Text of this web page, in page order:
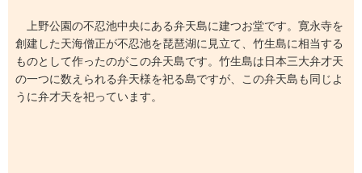
上野公園の不忍池中央にある弁天島に建つお堂です。寛永寺を
創建した天海僧正が不忍池を琵琶湖に見立て、竹生島に相当する
ものとして作ったのがこの弁天島です。竹生島は日本三大弁才天
の一つに数えられる弁天様を祀る島ですが、この弁天島も同じよ
うに弁才天を祀っています。